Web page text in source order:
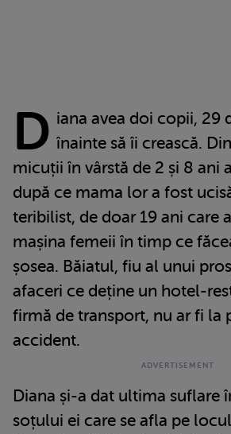
D iana avea doi copii, 29
înainte să îi crească.
micuții în vârstă de 2 și 8 ani
după ce mama lor a fost
teribilist, de doar 19 ani care
mașina femeii în timp ce
șosea. Băiatul, fiu al unui
afaceri ce deține un hotel-
firmă de transport, nu ar fi la
accident.
Diana și-a dat ultima suflare
soțului ei care se afla pe